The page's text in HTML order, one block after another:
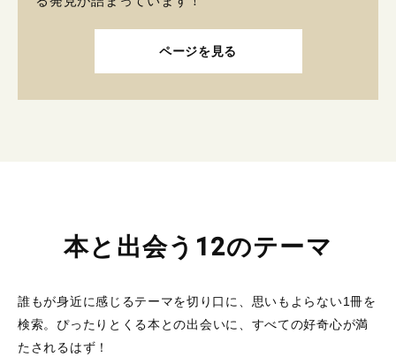
ページを見る
本と出会う12のテーマ
誰もが身近に感じるテーマを切り口に、思いもよらない1冊を
検索。 ぴったりとくる本との出会いに、すべての好奇心が満
たされるはず！